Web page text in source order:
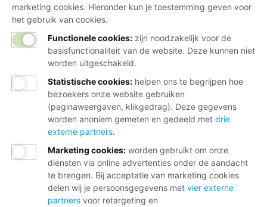
marketing cookies. Hieronder kun je toestemming geven voor
het gebruik van cookies.
Functionele cookies: zijn noodzakelijk voor de
basisfunctionaliteit van de website. Deze kunnen niet
worden uitgeschakeld.
Statistische cookies: helpen ons te begrijpen hoe
bezoekers onze website gebruiken
(paginaweergaven, klikgedrag). Deze gegevens
worden anoniem gemeten en gedeeld met drie
externe partners.
Marketing cookies: worden gebruikt om onze
diensten via online advertenties onder de aandacht
te brengen. Bij acceptatie van marketing cookies
delen wij je persoonsgegevens met vier externe
partners voor retargeting en